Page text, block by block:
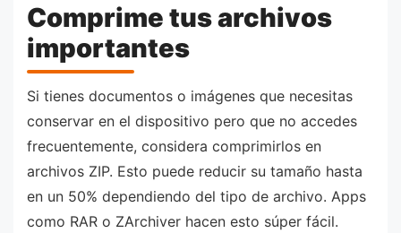
Comprime tus archivos
importantes
Si tienes documentos o imágenes que necesitas
conservar en el dispositivo pero que no accedes
frecuentemente, considera comprimirlos en
archivos ZIP. Esto puede reducir su tamaño hasta
en un 50% dependiendo del tipo de archivo. Apps
como RAR o ZArchiver hacen esto súper fácil.